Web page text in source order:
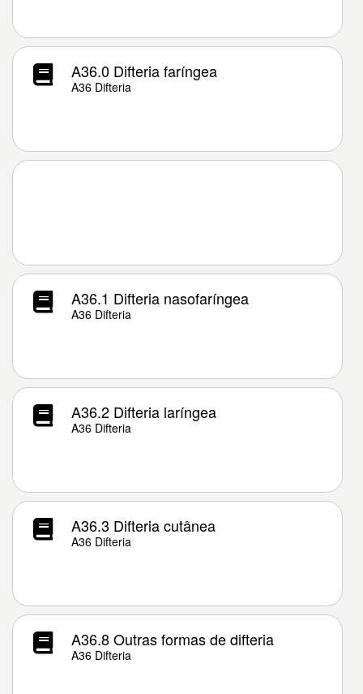
A36.0 Difteria faríngea
A36 Difteria
A36.1 Difteria nasofaríngea
A36 Difteria
A36.2 Difteria laríngea
A36 Difteria
A36.3 Difteria cutânea
A36 Difteria
A36.8 Outras formas de difteria
A36 Difteria